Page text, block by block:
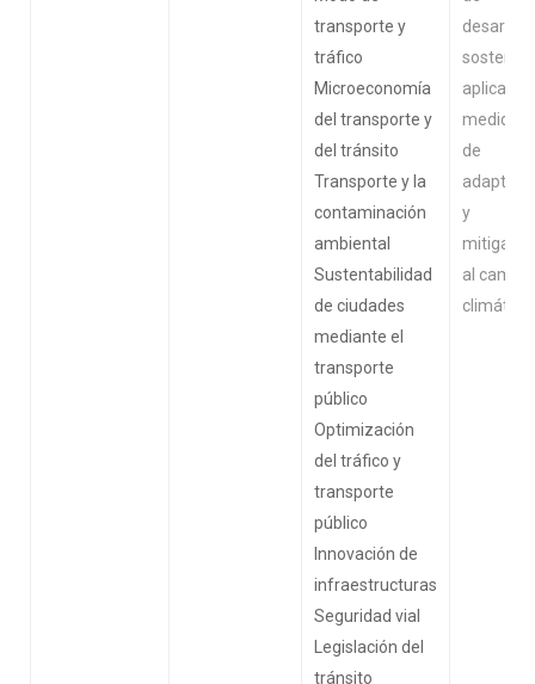
transporte y
tráfico
Microeconomía
del transporte y
del tránsito
Transporte y la
contaminación
ambiental
Sustentabilidad
de ciudades
mediante el
transporte
público
Optimización
del tráfico y
transporte
público
Innovación de
infraestructuras
Seguridad vial
Legislación del
tránsito
aplicando
medidas
de
y
al cambio